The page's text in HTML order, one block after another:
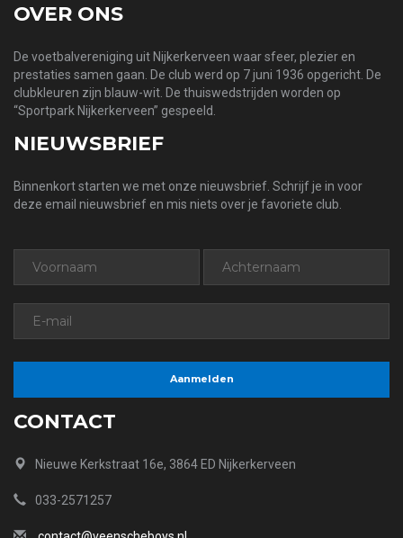
OVER ONS
De voetbalvereniging uit Nijkerkerveen waar sfeer, plezier en
prestaties samen gaan. De club werd op 7 juni 1936 opgericht. De
clubkleuren zijn blauw-wit. De thuiswedstrijden worden op
“Sportpark Nijkerkerveen” gespeeld.
NIEUWSBRIEF
Binnenkort starten we met onze nieuwsbrief. Schrijf je in voor
deze email nieuwsbrief en mis niets over je favoriete club.
CONTACT
Nieuwe Kerkstraat 16e, 3864 ED Nijkerkerveen
033-2571257